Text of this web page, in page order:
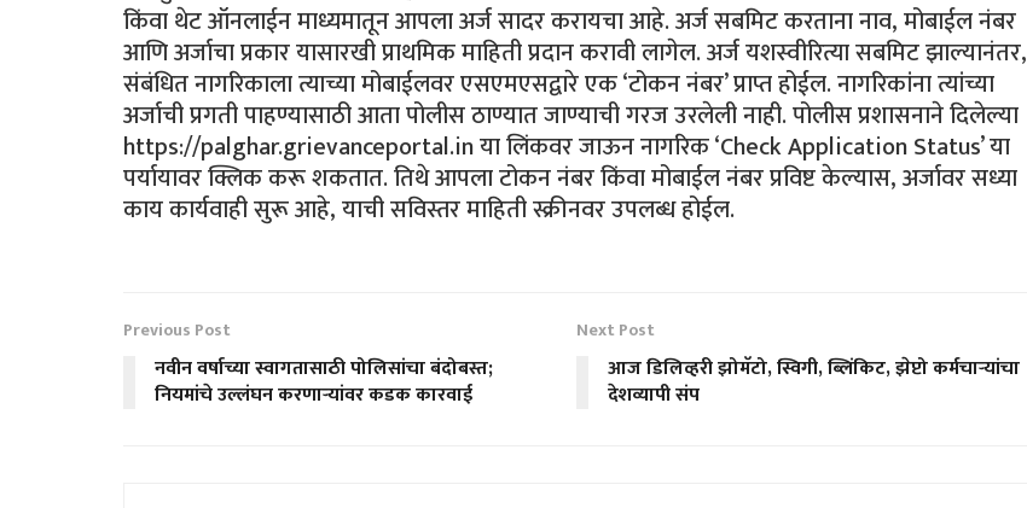
किंवा थेट ऑनलाईन माध्यमातून आपला अर्ज सादर करायचा आहे. अर्ज सबमिट करताना नाव, मोबाईल नंबर
आणि अर्जाचा प्रकार यासारखी प्राथमिक माहिती प्रदान करावी लागेल. अर्ज यशस्वीरित्या सबमिट झाल्यानंतर,
संबंधित नागरिकाला त्याच्या मोबाईलवर एसएमएसद्वारे एक ‘टोकन नंबर’ प्राप्त होईल. नागरिकांना त्यांच्या
अर्जाची प्रगती पाहण्यासाठी आता पोलीस ठाण्यात जाण्याची गरज उरलेली नाही. पोलीस प्रशासनाने दिलेल्या
https://palghar.grievanceportal.in या लिंकवर जाऊन नागरिक ‘Check Application Status’ या
पर्यायावर क्लिक करू शकतात. तिथे आपला टोकन नंबर किंवा मोबाईल नंबर प्रविष्ट केल्यास, अर्जावर सध्या
काय कार्यवाही सुरू आहे, याची सविस्तर माहिती स्क्रीनवर उपलब्ध होईल.
Previous Post
नवीन वर्षाच्या स्वागतासाठी पोलिसांचा बंदोबस्त;
नियमांचे उल्लंघन करणाऱ्यांवर कडक कारवाई
Next Post
आज डिलिव्हरी झोमॅटो, स्विगी, ब्लिंकिट, झेप्टो कर्मचाऱ्यांचा
देशव्यापी संप